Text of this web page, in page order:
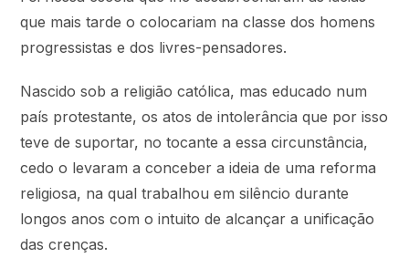
que mais tarde o colocariam na classe dos homens
progressistas e dos livres-pensadores.
Nascido sob a religião católica, mas educado num
país protestante, os atos de intolerância que por isso
teve de suportar, no tocante a essa circunstância,
cedo o levaram a conceber a ideia de uma reforma
religiosa, na qual trabalhou em silêncio durante
longos anos com o intuito de alcançar a unificação
das crenças.